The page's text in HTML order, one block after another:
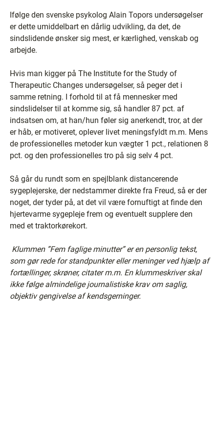
Ifølge den svenske psykolog Alain Topors undersøgelser
er dette umiddelbart en dårlig udvikling, da det, de
sindslidende ønsker sig mest, er kærlighed, venskab og
arbejde.
Hvis man kigger på The Institute for the Study of
Therapeutic Changes undersøgelser, så peger det i
samme retning. I forhold til at få mennesker med
sindslidelser til at komme sig, så handler 87 pct. af
indsatsen om, at han/hun føler sig anerkendt, tror, at der
er håb, er motiveret, oplever livet meningsfyldt m.m. Mens
de professionelles metoder kun vægter 1 pct., relationen 8
pct. og den professionelles tro på sig selv 4 pct.
Så går du rundt som en spejlblank distancerende
sygeplejerske, der nedstammer direkte fra Freud, så er der
noget, der tyder på, at det vil være fornuftigt at finde den
hjertevarme sygepleje frem og eventuelt supplere den
med et traktorkørekort.
Klummen ”Fem faglige minutter” er en personlig tekst,
som gør rede for standpunkter eller meninger ved hjælp af
fortællinger, skrøner, citater m.m. En klummeskriver skal
ikke følge almindelige journalistiske krav om saglig,
objektiv gengivelse af kendsgerninger.